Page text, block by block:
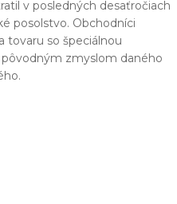
v posledných desaťročiach
posolstvo. Obchodníci
tovaru so špeciálnou
zmyslom daného